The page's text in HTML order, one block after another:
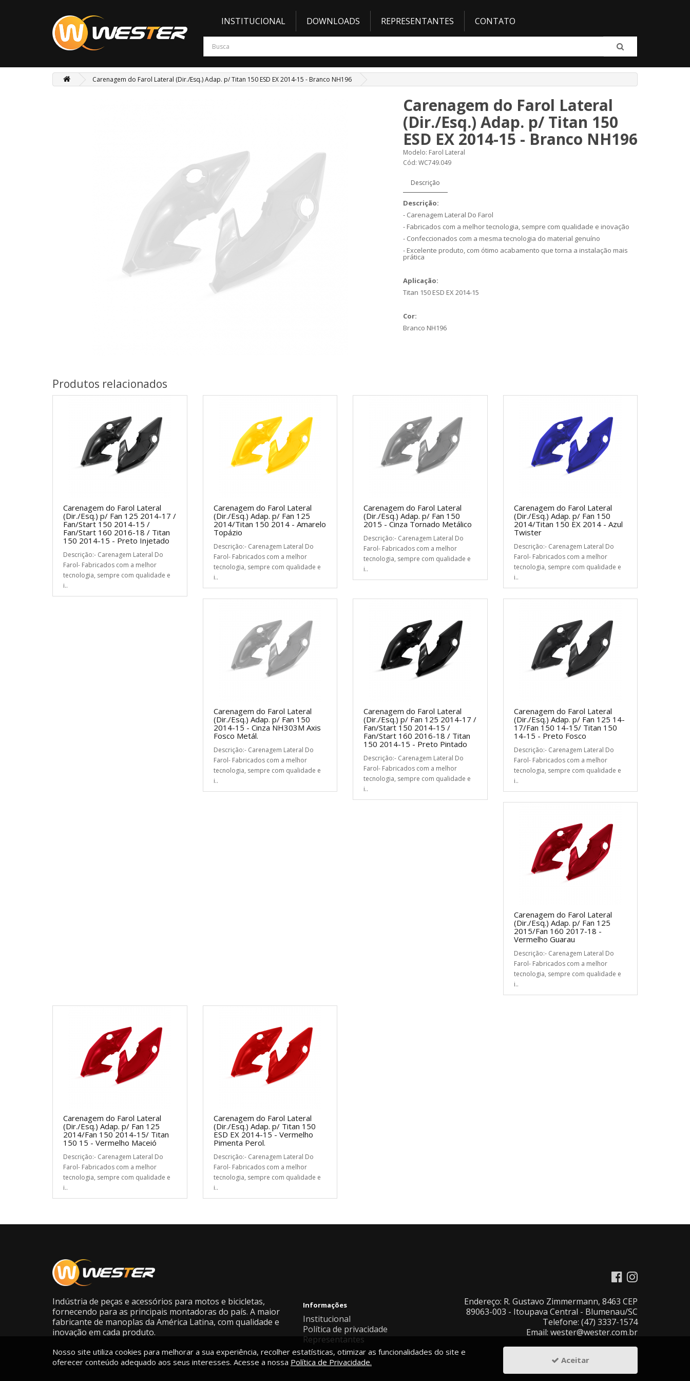
INSTITUCIONAL DOWNLOADS REPRESENTANTES CONTATO
Carenagem do Farol Lateral (Dir./Esq.) Adap. p/ Titan 150 ESD EX 2014-15 - Branco NH196
Carenagem do Farol Lateral
(Dir./Esq.) Adap. p/ Titan 150
ESD EX 2014-15 - Branco NH196
Modelo: Farol Lateral
Cód: WC749.049
Descrição
Descrição:
- Carenagem Lateral Do Farol
- Fabricados com a melhor tecnologia, sempre com qualidade e inovação
- Confeccionados com a mesma tecnologia do material genuíno
- Excelente produto, com ótimo acabamento que torna a instalação mais
prática
Aplicação:
Titan 150 ESD EX 2014-15
Cor:
Branco NH196
Produtos relacionados
Carenagem do Farol Lateral
(Dir./Esq.) p/ Fan 125 2014-17 /
Fan/Start 150 2014-15 /
Fan/Start 160 2016-18 / Titan
150 2014-15 - Preto Injetado
Descrição:- Carenagem Lateral Do
Farol- Fabricados com a melhor
tecnologia, sempre com qualidade e
i..
Carenagem do Farol Lateral
(Dir./Esq.) Adap. p/ Fan 125
2014/Titan 150 2014 - Amarelo
Topázio
Descrição:- Carenagem Lateral Do
Farol- Fabricados com a melhor
tecnologia, sempre com qualidade e
i..
Carenagem do Farol Lateral
(Dir./Esq.) Adap. p/ Fan 150
2015 - Cinza Tornado Metálico
Descrição:- Carenagem Lateral Do
Farol- Fabricados com a melhor
tecnologia, sempre com qualidade e
i..
Carenagem do Farol Lateral
(Dir./Esq.) Adap. p/ Fan 150
2014/Titan 150 EX 2014 - Azul
Twister
Descrição:- Carenagem Lateral Do
Farol- Fabricados com a melhor
tecnologia, sempre com qualidade e
i..
Carenagem do Farol Lateral
(Dir./Esq.) Adap. p/ Fan 150
2014-15 - Cinza NH303M Axis
Fosco Metál.
Descrição:- Carenagem Lateral Do
Farol- Fabricados com a melhor
tecnologia, sempre com qualidade e
i..
Carenagem do Farol Lateral
(Dir./Esq.) p/ Fan 125 2014-17 /
Fan/Start 150 2014-15 /
Fan/Start 160 2016-18 / Titan
150 2014-15 - Preto Pintado
Descrição:- Carenagem Lateral Do
Farol- Fabricados com a melhor
tecnologia, sempre com qualidade e
i..
Carenagem do Farol Lateral
(Dir./Esq.) Adap. p/ Fan 125 14-
17/Fan 150 14-15/ Titan 150
14-15 - Preto Fosco
Descrição:- Carenagem Lateral Do
Farol- Fabricados com a melhor
tecnologia, sempre com qualidade e
i..
Carenagem do Farol Lateral
(Dir./Esq.) Adap. p/ Fan 125
2015/Fan 160 2017-18 -
Vermelho Guarau
Descrição:- Carenagem Lateral Do
Farol- Fabricados com a melhor
tecnologia, sempre com qualidade e
i..
Carenagem do Farol Lateral
(Dir./Esq.) Adap. p/ Fan 125
2014/Fan 150 2014-15/ Titan
150 15 - Vermelho Maceió
Descrição:- Carenagem Lateral Do
Farol- Fabricados com a melhor
tecnologia, sempre com qualidade e
i..
Carenagem do Farol Lateral
(Dir./Esq.) Adap. p/ Titan 150
ESD EX 2014-15 - Vermelho
Pimenta Perol.
Descrição:- Carenagem Lateral Do
Farol- Fabricados com a melhor
tecnologia, sempre com qualidade e
i..
Indústria de peças e acessórios para motos e bicicletas,
fornecendo para as principais montadoras do país. A maior
fabricante de manoplas da América Latina, com qualidade e
inovação em cada produto.
Informações
Institucional
Política de privacidade
Representantes
Endereço: R. Gustavo Zimmermann, 8463 CEP
89063-003 - Itoupava Central - Blumenau/SC
Telefone: (47) 3337-1574
Email: wester@wester.com.br
Nosso site utiliza cookies para melhorar a sua experiência, recolher estatísticas, otimizar as funcionalidades do site e
oferecer conteúdo adequado aos seus interesses. Acesse a nossa Política de Privacidade. Aceitar